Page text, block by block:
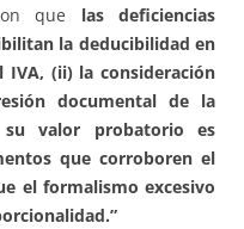
que las deficiencias
la deducibilidad en
(ii) la consideración
documental de la
valor probatorio es
que corroboren el
el formalismo excesivo